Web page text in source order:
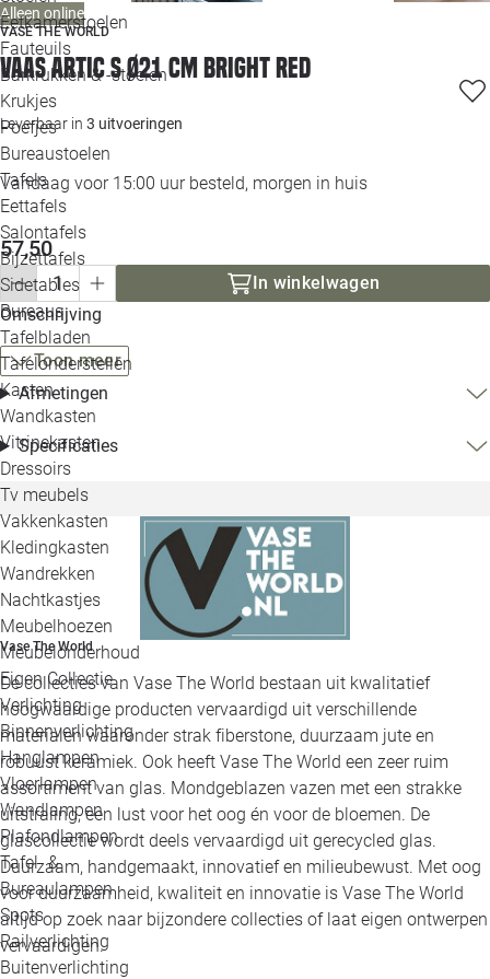
Eetkamerstoelen
Fauteuils
Barkrukken & -stoelen
Krukjes
Poefjes
Bureaustoelen
Tafels
Eettafels
Salontafels
Bijzettafels
Sidetables
Bureaus
Tafelbladen
Tafelonderstellen
Kasten
Wandkasten
Vitrinekasten
Dressoirs
Tv meubels
Vakkenkasten
Kledingkasten
Wandrekken
Nachtkastjes
Meubelhoezen
Meubelonderhoud
Eigen Collectie
Verlichting
Binnenverlichting
Hanglampen
Vloerlampen
Wandlampen
Plafondlampen
Tafel- &
Bureaulampen
Spots
Railverlichting
Buitenverlichting
Alleen online
VASE THE WORLD
Vaas Artic S Ø21 cm bright red
Leverbaar in 3 uitvoeringen
Vandaag voor 15:00 uur besteld, morgen in huis
57,50
In winkelwagen
Omschrijving
Toon meer
Afmetingen
Specificaties
Vase The World
De collecties van Vase The World bestaan uit kwalitatief
hoogwaardige producten vervaardigd uit verschillende
materialen waaronder strak fiberstone, duurzaam jute en
robuust keramiek. Ook heeft Vase The World een zeer ruim
assortiment van glas. Mondgeblazen vazen met een strakke
uitstraling, een lust voor het oog én voor de bloemen. De
glascollectie wordt deels vervaardigd uit gerecycled glas.
Duurzaam, handgemaakt, innovatief en milieubewust. Met oog
voor duurzaamheid, kwaliteit en innovatie is Vase The World
altijd op zoek naar bijzondere collecties of laat eigen ontwerpen
vervaardigen.